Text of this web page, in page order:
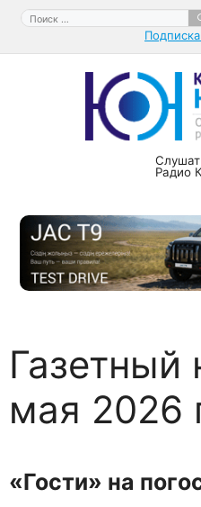
Перейти
содержимому
Поиск:
Радио
Газетный
мая 2026
«Гости» на